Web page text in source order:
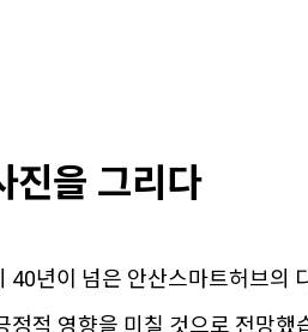
진을 그리다
년이 넘은 안산스마트허브의
적 영향을 미칠 것으로 전망